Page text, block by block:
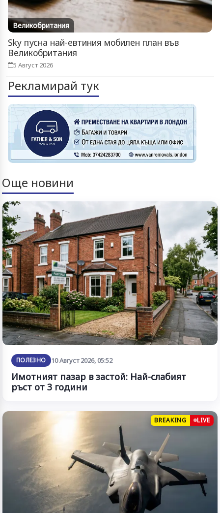
Великобритания
Sky пусна най-евтиния мобилен план във
Великобритания
5 Август 2026
Рекламирай тук
Още новини
ПОЛЕЗНО 10 Август 2026, 05:52
Имотният пазар в застой: Най-слабият
ръст от 3 години
BREAKING LIVE